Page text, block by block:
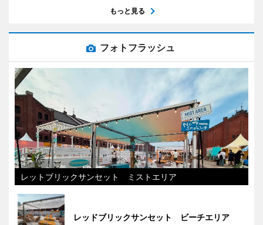
もっと見る
フォトフラッシュ
レットブリックサンセット ミストエリア
レッドブリックサンセット ビーチエリア